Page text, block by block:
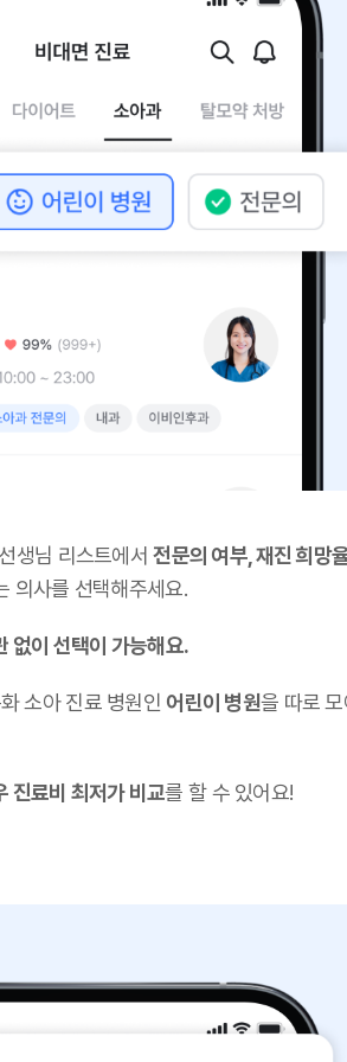
생님 리스트에서전문의 여부, 재진 희망
의사를 선택해주세요.
없이 선택이 가능해요.
소아 진료 병원인 어린이 병원을 따로
진료비 최저가 비교를 할 수 있어요!